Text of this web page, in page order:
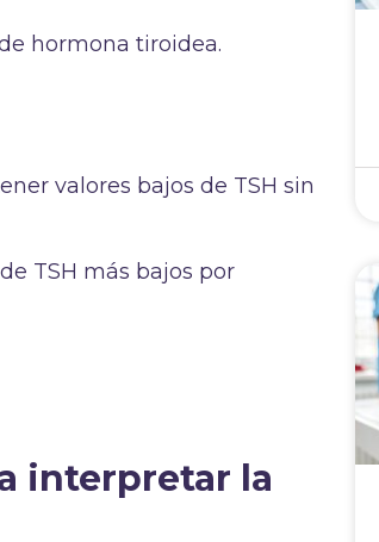
hormona tiroidea.
valores bajos de TSH sin
TSH más bajos por
interpretar la